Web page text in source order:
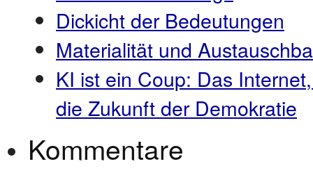
Dickicht der Bedeutungen
Materialität und
KI ist ein Coup: Das
die Zukunft der Demokratie
Kommentare